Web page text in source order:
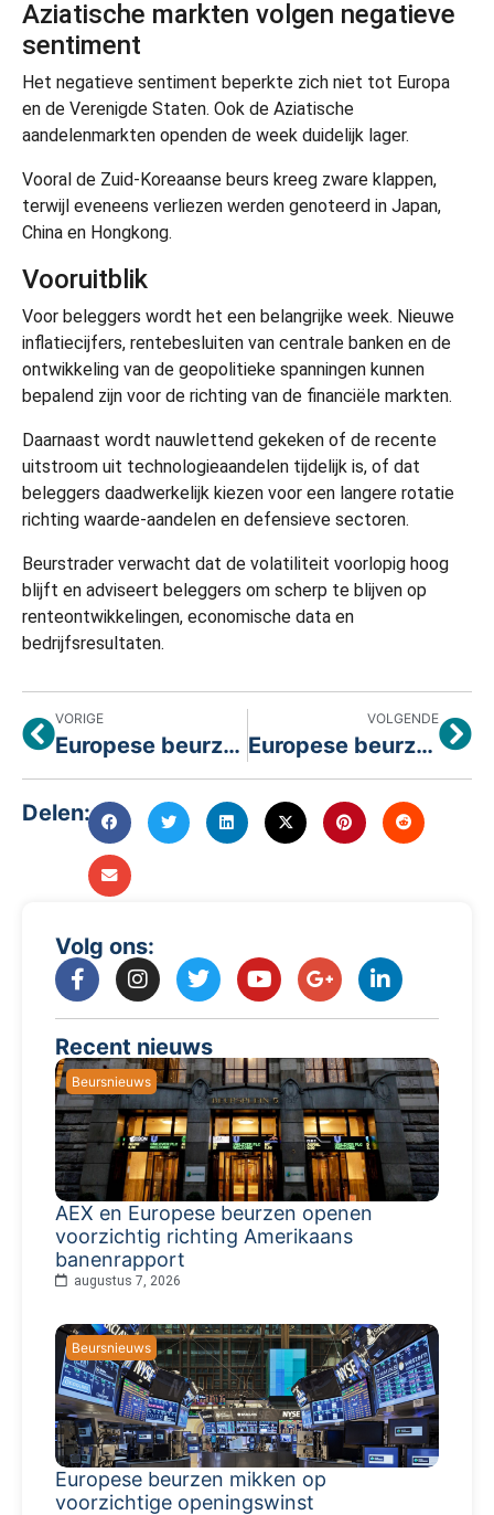
Aziatische markten volgen negatieve
sentiment
Het negatieve sentiment beperkte zich niet tot Europa
en de Verenigde Staten. Ook de Aziatische
aandelenmarkten openden de week duidelijk lager.
Vooral de Zuid-Koreaanse beurs kreeg zware klappen,
terwijl eveneens verliezen werden genoteerd in Japan,
China en Hongkong.
Vooruitblik
Voor beleggers wordt het een belangrijke week. Nieuwe
inflatiecijfers, rentebesluiten van centrale banken en de
ontwikkeling van de geopolitieke spanningen kunnen
bepalend zijn voor de richting van de financiële markten.
Daarnaast wordt nauwlettend gekeken of de recente
uitstroom uit technologieaandelen tijdelijk is, of dat
beleggers daadwerkelijk kiezen voor een langere rotatie
richting waarde-aandelen en defensieve sectoren.
Beurstrader verwacht dat de volatiliteit voorlopig hoog
blijft en adviseert beleggers om scherp te blijven op
renteontwikkelingen, economische data en
bedrijfsresultaten.
VORIGE
Europese beurzen houden stand ondanks terughoudende handel
VOLGENDE
Europese beurzen tonen veerkracht ondanks aanhoudende onzekerheid
Delen:
Volg ons:
Recent nieuws
Beursnieuws
AEX en Europese beurzen openen
voorzichtig richting Amerikaans
banenrapport
augustus 7, 2026
Beursnieuws
Europese beurzen mikken op
voorzichtige openingswinst